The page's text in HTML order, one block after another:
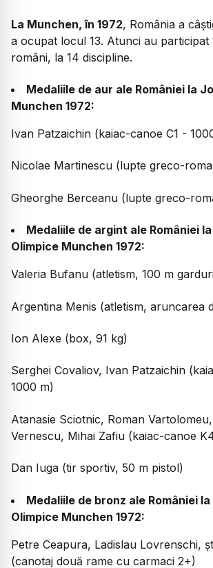
La Munchen, în 1972, România a
a ocupat locul 13. Atunci au participat
români, la 14 discipline.
Medaliile de aur ale României la
Munchen 1972:
Ivan Patzaichin (kaiac-canoe C1 -
Nicolae Martinescu (lupte greco-
Gheorghe Berceanu (lupte greco-
Medaliile de argint ale României
Olimpice Munchen 1972:
Valeria Bufanu (atletism, 100 m
Argentina Menis (atletism, aruncarea
Ion Alexe (box, 91 kg)
Serghei Covaliov, Ivan Patzaichin
1000 m)
Atanasie Sciotnic, Roman
Vernescu, Mihai Zafiu (kaiac-canoe
Dan Iuga (tir sportiv, 50 m pistol)
Medaliile de bronz ale României
Olimpice Munchen 1972:
Petre Ceapura, Ladislau Lovrenschi,
(canotaj două rame cu carmaci 2+)